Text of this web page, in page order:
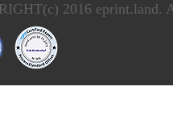
2016 eprint.land.